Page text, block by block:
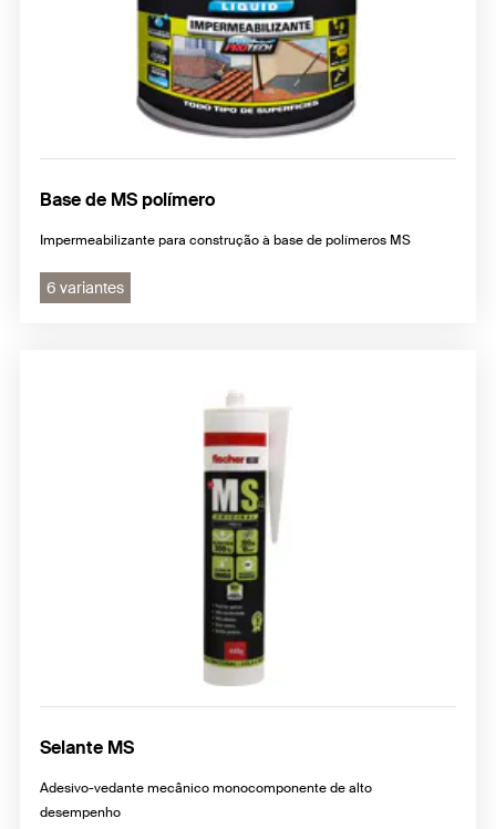
Base de MS polímero
Impermeabilizante para construção à base de polímeros MS
6 variantes
Selante MS
Adesivo-vedante mecânico monocomponente de alto
desempenho